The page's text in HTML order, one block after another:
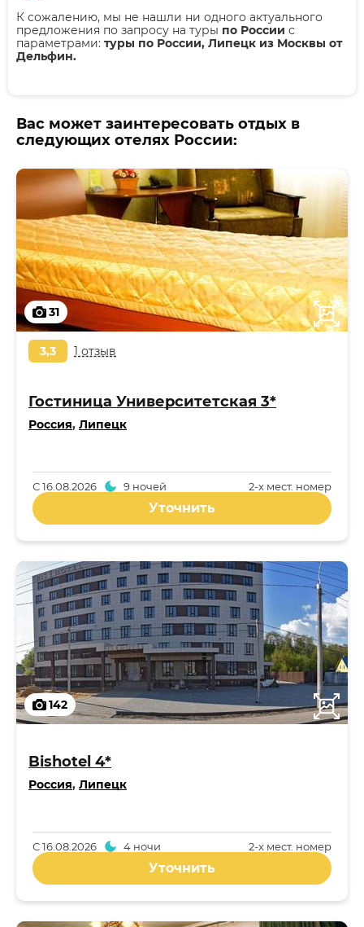
К сожалению, мы не нашли ни одного актуального
предложения по запросу на туры по России с
параметрами: туры по России, Липецк из Москвы от
Дельфин.
Вас может заинтересовать отдых в
следующих отелях России:
31
3,3 1 отзыв
Гостиница Университетская 3*
Россия, Липецк
2-x мест. номер
С16.08.2026 9 ночей
Уточнить
142
Bishotel 4*
Россия, Липецк
2-x мест. номер
С16.08.2026 4 ночи
Уточнить